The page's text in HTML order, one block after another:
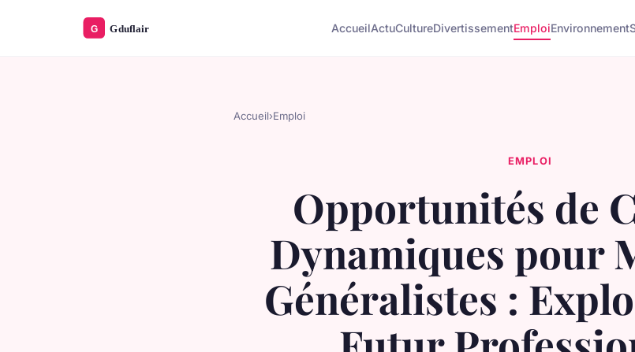
AccueilActuCultureDivertissementEmploiEnvironnement
Accueil›Emploi
EMPLOI
Opportunités de
Dynamiques pour
Généralistes :